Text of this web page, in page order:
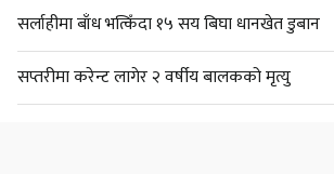
सर्लाहीमा बाँध भत्किँदा १५ सय बिघा धानखेत डुबान
सप्तरीमा करेन्ट लागेर २ वर्षीय बालकको मृत्यु